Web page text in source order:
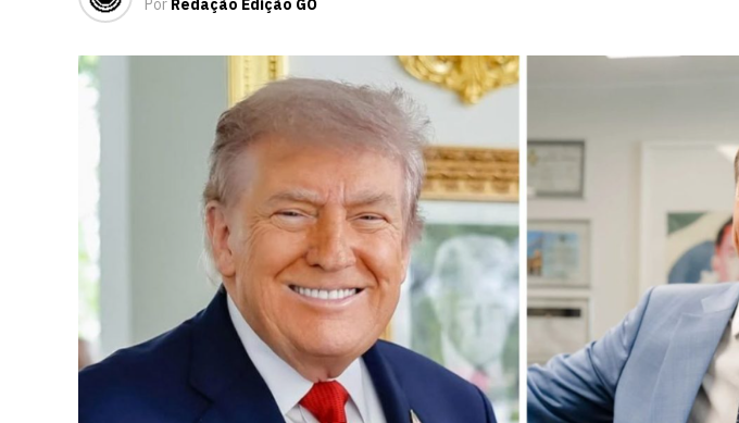
PorRedação Edição GO